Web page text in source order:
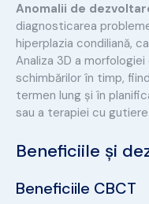
Anomalii de
diagnosticarea
hiperplazia condiliană,
Analiza 3D a
schimbărilor în timp,
termen lung și în
sau a terapiei cu gutiere.
Beneficiile și
Beneficiile CBCT